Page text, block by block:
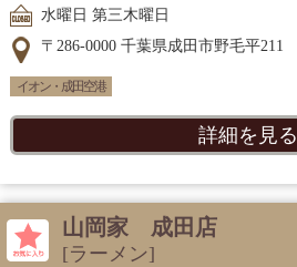
水曜日 第三木曜日
〒286-0000 千葉県成田市野毛平211
イオン・成田空港
詳細を見る
山岡家 成田店
[ラーメン]